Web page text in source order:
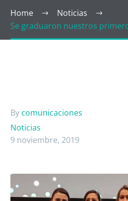
Home
Noticias
Se graduaron nuestros
By comunicaciones
Noticias
9 noviembre, 2019